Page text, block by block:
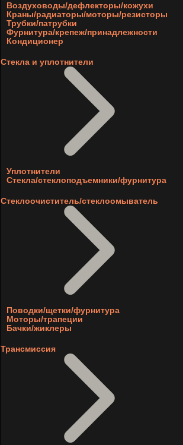
Воздуховоды/дефлекторы/кожухи
Краны/радиаторы/моторы/резисторы
Трубки/патрубки
Фурнитура/крепеж/принадлежности
Кондиционер
Стекла и уплотнители
Уплотнители
Стекла/стеклоподъемники/фурнитура
Стеклоочиститель/стеклоомыватель
Поводки/щетки/фурнитура
Моторы/трапеции
Бачки/жиклеры
Трансмиссия